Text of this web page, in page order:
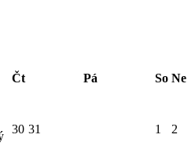
Čt Pá So Ne
30 31 1 2